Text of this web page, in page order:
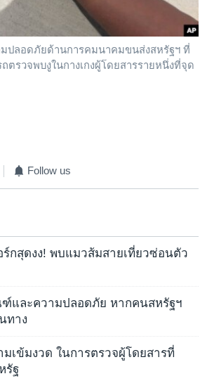
ปลอดภัยด้านการคมนาคมขนส่งสหรัฐฯ ที่
ตรวจพบงูในกางเกงผู้โดยสารรายหนึ่งที่จุด
Follow us
กสุดงง! พบแมวส้มสายเที่ยวซ่อนตัว
และความปลอดภัย หากคนสหรัฐฯ
ทาง
มเข้มงวด ในการตรวจผู้โดยสารที่
รัฐ